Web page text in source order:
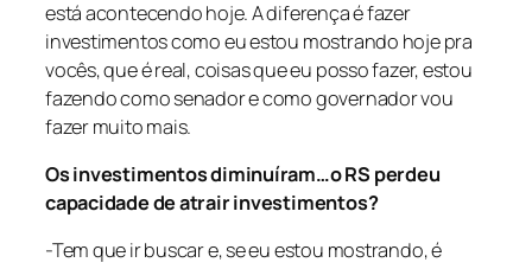
está acontecendo hoje. A diferença é fazer
investimentos como eu estou mostrando hoje pra
vocês, que é real, coisas que eu posso fazer, estou
fazendo como senador e como governador vou
fazer muito mais.
Os investimentos diminuíram…o RS perdeu
capacidade de atrair investimentos?
-Tem que ir buscar e, se eu estou mostrando, é